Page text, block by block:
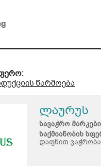
წარმოება
ლაურუს
სავაჭრო
საქმიანობის
დაფნით